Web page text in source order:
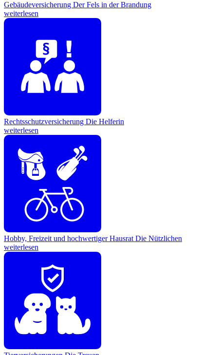
Gebäudeversicherung Der Fels in der Brandung
weiterlesen
Rechtsschutzversicherung Die Helferin
weiterlesen
Hobby, Freizeit und hochwertiger Hausrat Die Nützlichen
weiterlesen